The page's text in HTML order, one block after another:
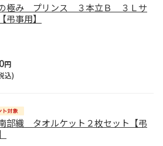
極み プリンス ３本立Ｂ ３Ｌサ
弔事用】
円
込)
部織 タオルケット２枚セット【弔